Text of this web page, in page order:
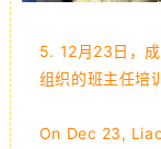
5. 12月23日，
组织的班主任培
On Dec 23,